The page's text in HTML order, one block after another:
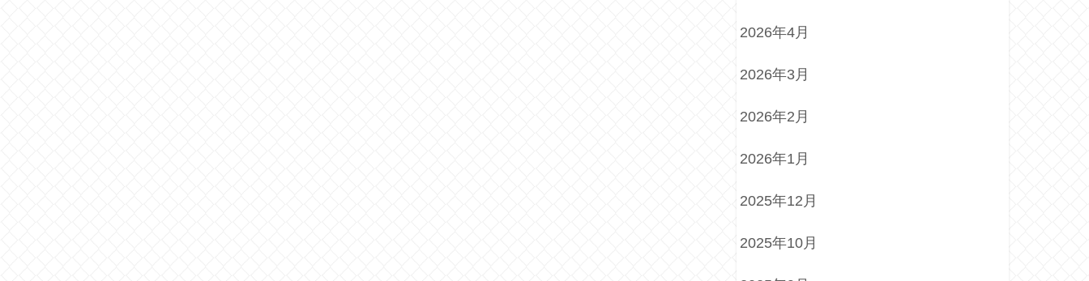
2026年4月
2026年3月
2026年2月
2026年1月
2025年12月
2025年10月